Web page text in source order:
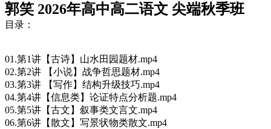
郭笑 2026年高中高二语文 尖端秋季班
目录：
01.第1讲【古诗】山水田园题材.mp4
02.第2讲 【小说】战争哲思题材.mp4
03.第3讲 【写作】结构升级技巧.mp4
04.第4讲【信息类】论证特点分析题.mp4
05.第5讲【古文】叙事类文言文.mp4
06.第6讲【散文】写景状物类散文.mp4